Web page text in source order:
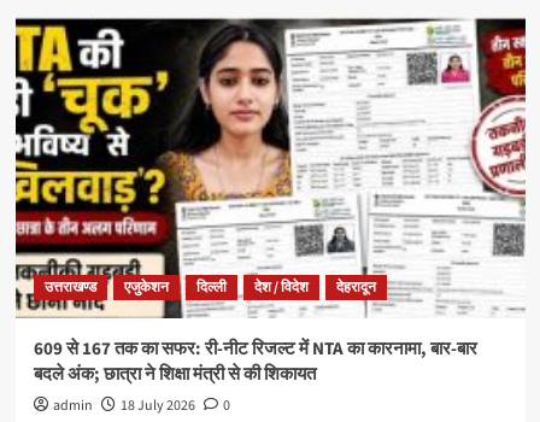
उत्तराखण्ड एजुकेशन दिल्ली देश / विदेश देहरादून
609 से 167 तक का सफर: री-नीट रिजल्ट में NTA का कारनामा, बार-बार
बदले अंक; छात्रा ने शिक्षा मंत्री से की शिकायत
admin 18 July 2026 0